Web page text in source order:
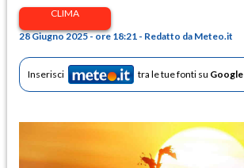
CLIMA
28 Giugno 2025 - ore 18:21 - Redatto da Meteo.it
Inserisci tra le tue fonti su Google